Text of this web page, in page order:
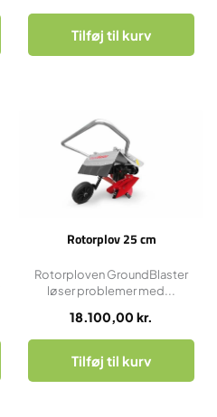
Tilføj til kurv
Rotorplov 25 cm
18.100,00 kr.
Rotorploven GroundBlaster
løser problemer med...
Tilføj til kurv